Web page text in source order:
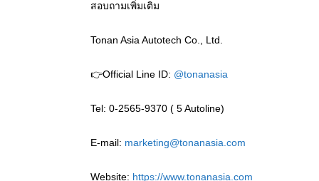
สอบถามเพิ่มเติม
Tonan Asia Autotech Co., Ltd.
👉Official Line ID: @tonanasia
Tel: 0-2565-9370 ( 5 Autoline)
E-mail: marketing@tonanasia.com
Website: https://www.tonanasia.com